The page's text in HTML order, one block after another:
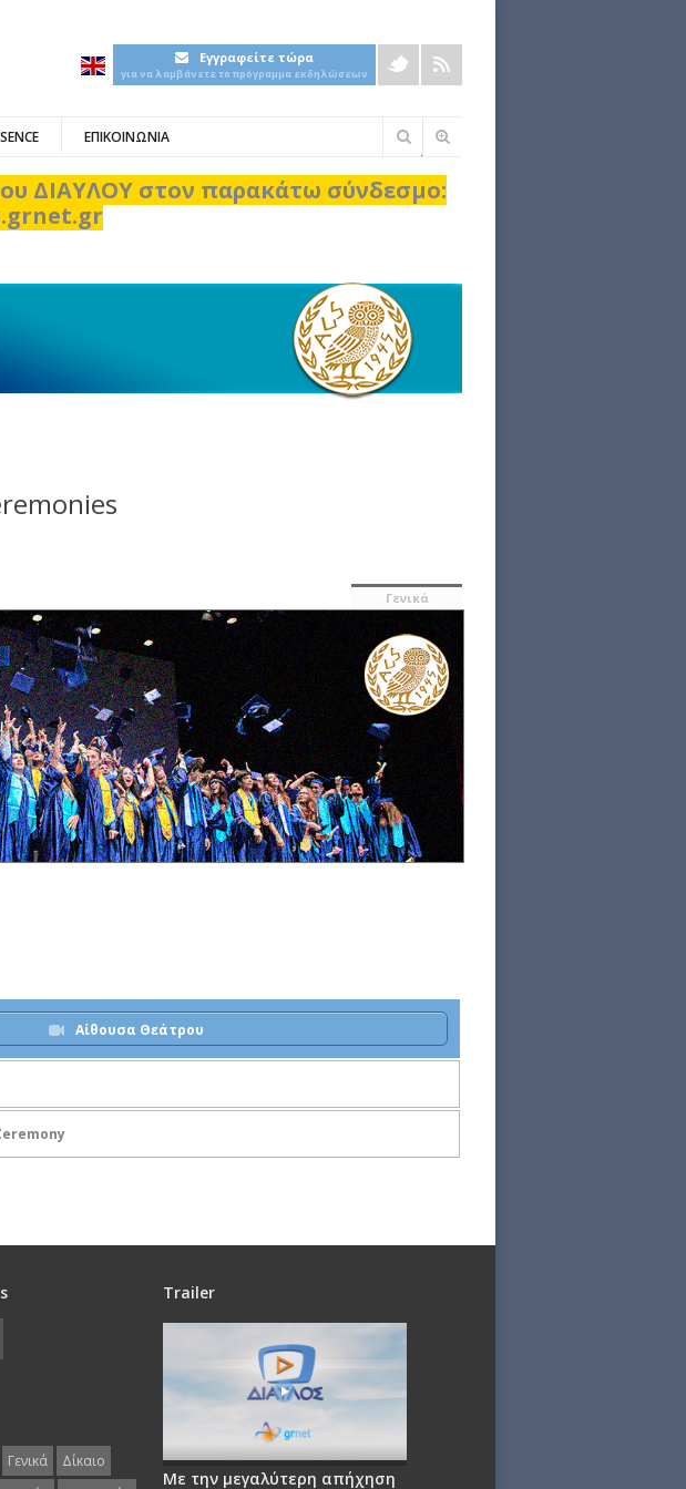
Εγγραφείτε τώρα
για να λαμβάνετε το πρόγραμμα εκδηλώσεων
ΕΠΙΚΟΙΝΩΝΙΑ
Φόρμα
αναζήτησης
ΔΙΑΥΛΟΥ στον παρακάτω σύνδεσμο:
Γενικά
Αίθουσα Θεάτρου
Γενικά
Δίκαιο
Trailer
Με την μεγαλύτερη απήχηση